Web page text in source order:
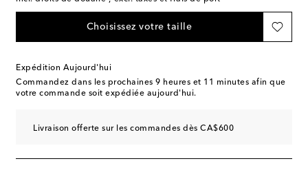
Choisissez votre taille
Expédition Aujourd'hui
Commandez dans les prochaines 9 heures et 11 minutes afin que
votre commande soit expédiée aujourd'hui.
Livraison offerte sur les commandes dès CA$600